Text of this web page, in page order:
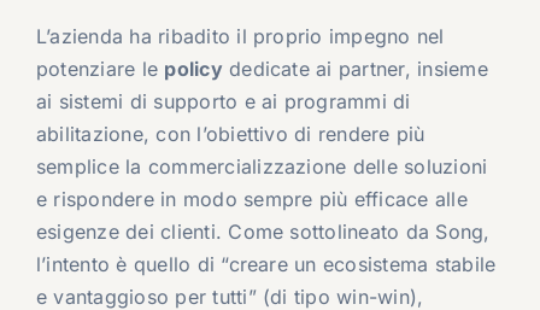
L’azienda ha ribadito il proprio impegno nel
potenziare le policydedicate ai partner, insieme
ai sistemi di supporto e ai programmi di
abilitazione, con l’obiettivo di rendere più
semplice la commercializzazione delle soluzioni
e rispondere in modo sempre più efficace alle
esigenze dei clienti. Come sottolineato da Song,
l’intento è quello di “creare un ecosistema stabile
e vantaggioso per tutti” (di tipo win-win),